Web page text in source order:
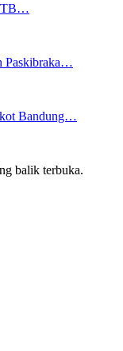
ITB…
Paskibraka…
Bandung…
balik terbuka.